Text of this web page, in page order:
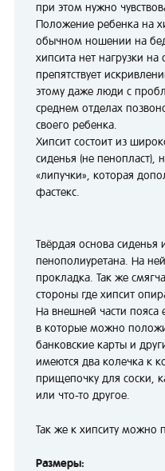
при этом нужно
Положение ребенка на
обычном ношении на
хипсита нет нагрузки на
препятствует
этому даже люди с
среднем отделах
своего ребенка.
Хипсит состоит из
сиденья (не пенопласт),
«липучки», которая
фастекс.
Твёрдая основа сиденья
пенополиуретана. На
прокладка. Так же
стороны где хипсит
На внешней части пояса
в которые можно
банковские карты и
имеются два колечка к
прищепочку для соски,
или что-то другое.
Так же к хипситу можно
Размеры: